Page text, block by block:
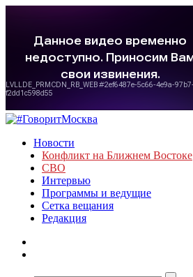
Новости
Конфликт на Ближнем Востоке
СВО
Интервью
Программы и ведущие
Сетка вещания
Редакция